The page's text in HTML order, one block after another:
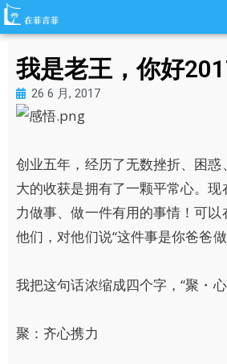
跳
至
我是老王，你好
26 6 月, 2017
创业五年，经历了无数挫折、困惑
大的收获是拥有了一颗平常心。现
力做事、做一件有用的事情！可
他们，对他们说“这件事是你爸爸
我把这句话浓缩成四个字，“聚・
聚：齐心携力